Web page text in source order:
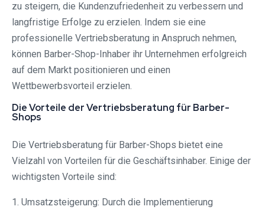
zu steigern, die Kundenzufriedenheit zu verbessern und
langfristige Erfolge zu erzielen. Indem sie eine
professionelle Vertriebsberatung in Anspruch nehmen,
können Barber-Shop-Inhaber ihr Unternehmen erfolgreich
auf dem Markt positionieren und einen
Wettbewerbsvorteil erzielen.
Die Vorteile der Vertriebsberatung für Barber-
Shops
Die Vertriebsberatung für Barber-Shops bietet eine
Vielzahl von Vorteilen für die Geschäftsinhaber. Einige der
wichtigsten Vorteile sind:
1. Umsatzsteigerung: Durch die Implementierung